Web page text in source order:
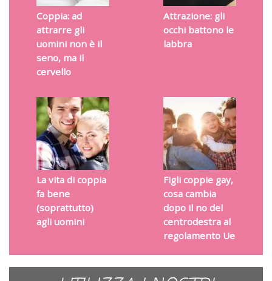
Coppia: ad
attrarre gli
uomini non è il
seno, ma il
cervello
Attrazione: gli
occhi battono le
labbra
La vita di coppia
fa bene
(soprattutto)
agli uomini
Figli coppie gay,
cosa cambia
dopo il no del
centrodestra al
regolamento Ue